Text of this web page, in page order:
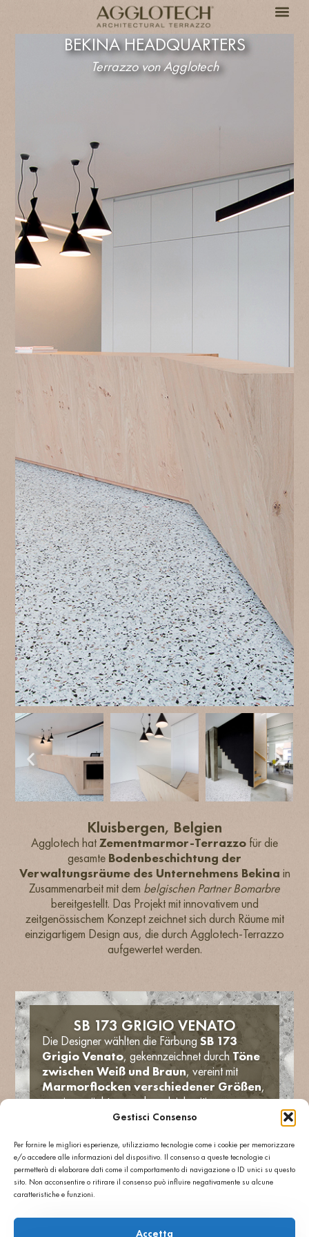
Gestisci Consenso
Per fornire le migliori esperienze, utilizziamo tecnologie come i cookie per memorizzare
e/o accedere alle informazioni del dispositivo. Il consenso a queste tecnologie ci
permetterà di elaborare dati come il comportamento di navigazione o ID unici su questo
sito. Non acconsentire o ritirare il consenso può influire negativamente su alcune
caratteristiche e funzioni.
Accetta
BEKINA HEADQUARTERS
Terrazzo von Agglotech
Kluisbergen, Belgien
Agglotech hatZementmarmor-Terrazzo für die
gesamte Bodenbeschichtung der
Verwaltungsräume des Unternehmens Bekina in
Zusammenarbeit mit dem belgischen Partner Bomarbre
bereitgestellt. Das Projekt mit innovativem und
zeitgenössischem Konzept zeichnet sich durch Räume mit
einzigartigem Design aus, die durch Agglotech-Terrazzo
aufgewertet werden.
SB 173 GRIGIO VENATO
Die Designer wählten die FärbungSB 173
Grigio Venato, gekennzeichnet durch Töne
zwischen Weiß und Braun, vereint mit
Marmorflocken verschiedener Größen,
um einen nüchternen aber gleichzeitig
ausgeprägten Stil auszudrücken. Das Ergebnis ist
als Bodenbeschichtung für moderne Büros.
Neben der ästhetischen Wirkung garantiert
Agglotech-Terrazzohohe
Verschleißfestigkeit, leichte Wartung
Qualitäten für Oberflächen, die täglich intensiv